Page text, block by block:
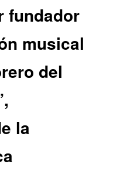
fundador
musical
del
la